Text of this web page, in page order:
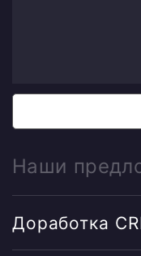
Наши
Доработка